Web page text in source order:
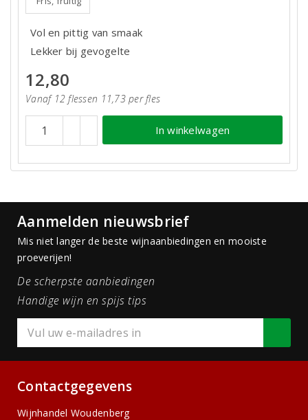
Vol en pittig van smaak
Lekker bij gevogelte
12,80
Vanaf 12 flessen 11,73 per fles
In winkelwagen
Aanmelden nieuwsbrief
Mis niet langer de beste wijnaanbiedingen en mooiste
proeverijen!
De scherpste aanbiedingen
Handige wijn en spijs tips
Contactgegevens
Wijnhandel Woudenberg